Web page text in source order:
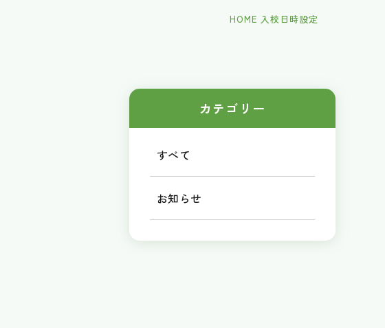
HOME 入校日時設定
カテゴリー
すべて
お知らせ